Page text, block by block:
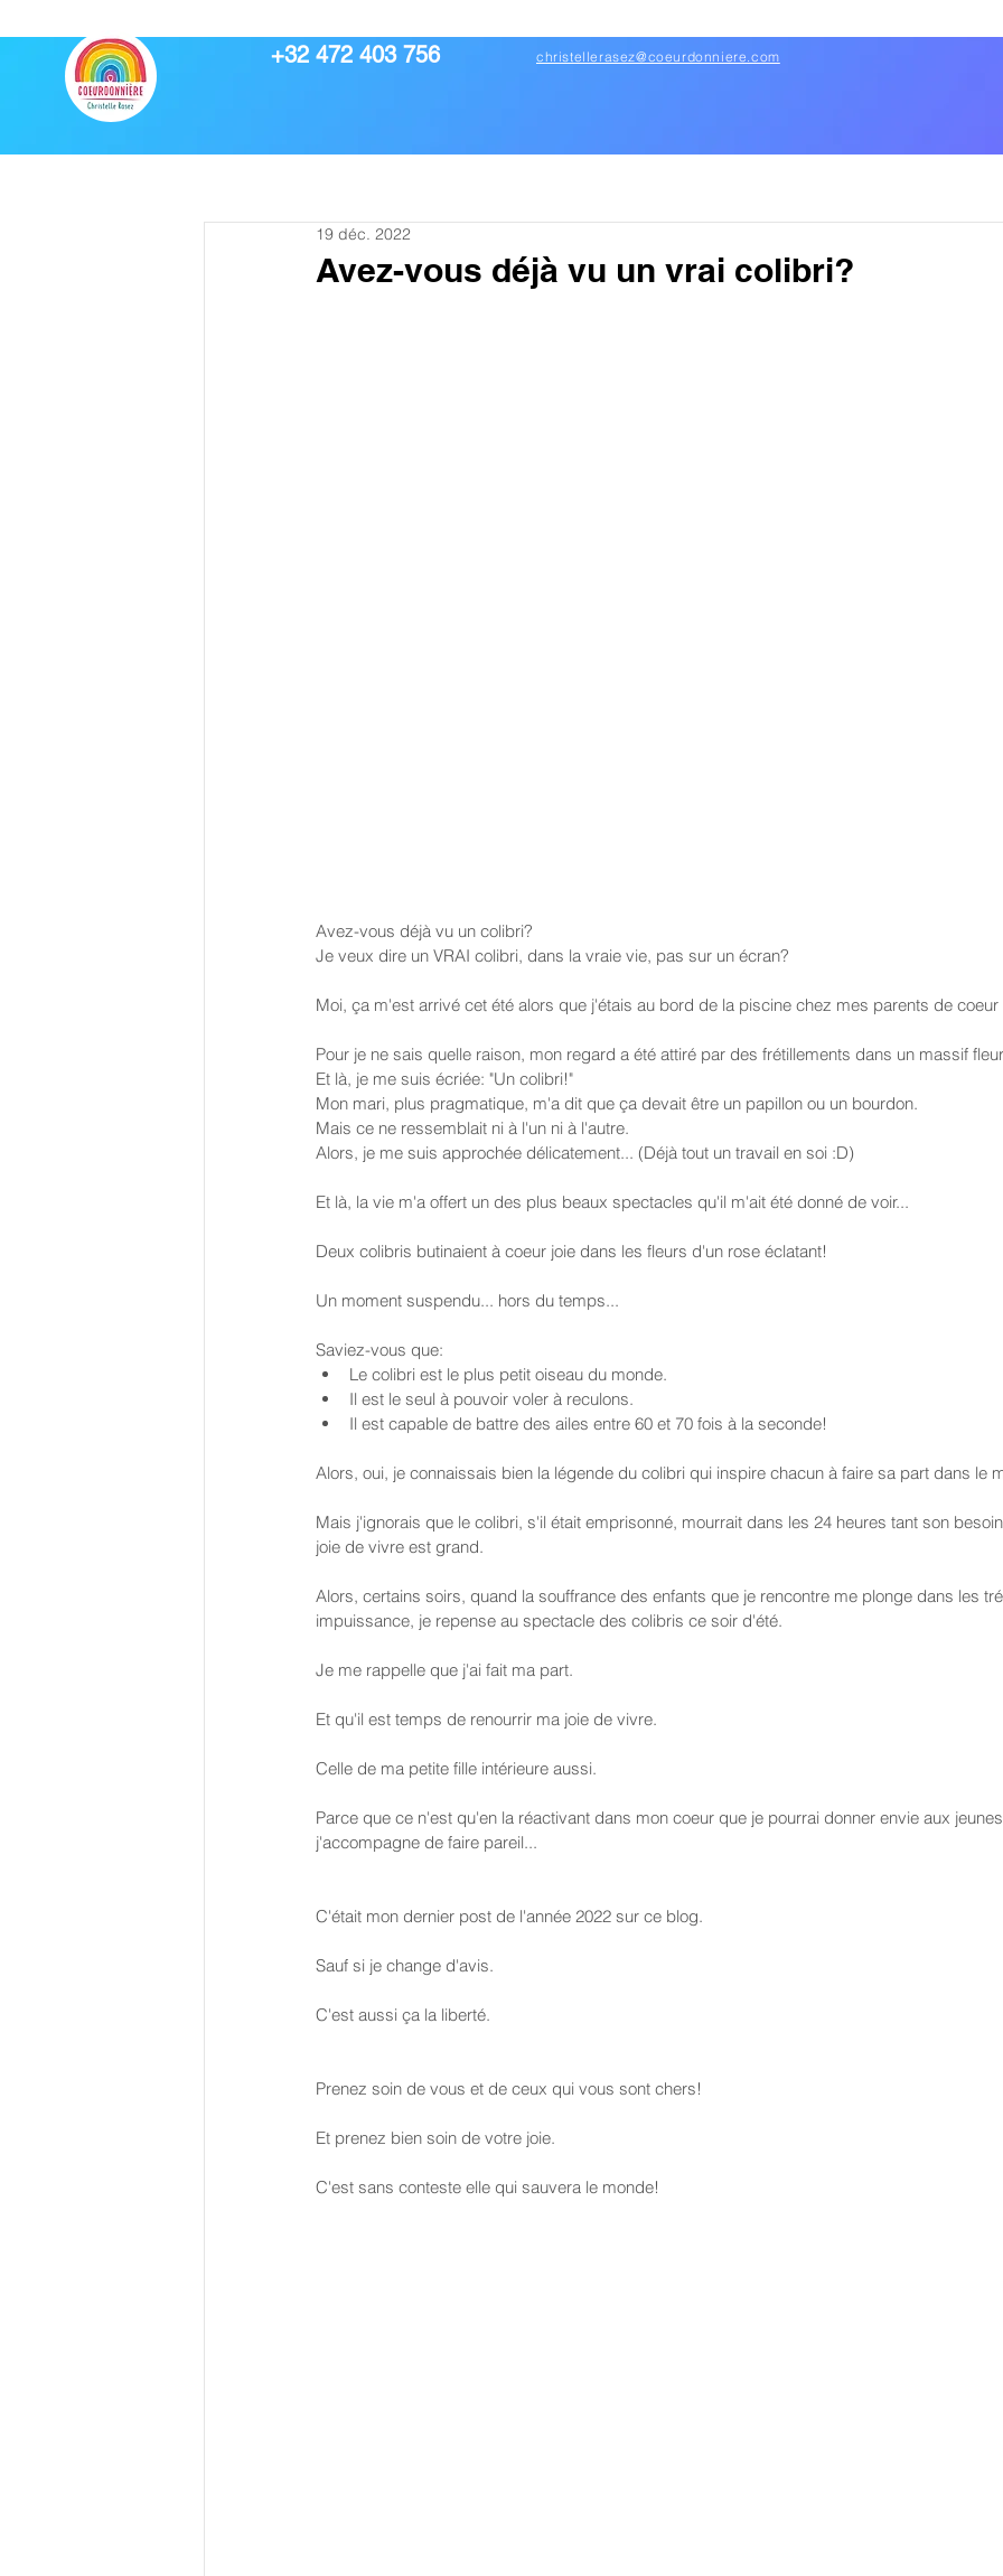
+32 472 403 756 christellerasez@coeurdonniere.com
Avez-vous déjà vu un vrai colibri?
19 déc. 2022
Avez-vous déjà vu un colibri?
Je veux dire un VRAI colibri, dans la vraie vie, pas sur un écran?
Moi, ça m'est arrivé cet été alors que j'étais au bord de la piscine chez mes parents de
Pour je ne sais quelle raison, mon regard a été attiré par des frétillements dans un massif
Et là, je me suis écriée: "Un colibri!"
Mon mari, plus pragmatique, m'a dit que ça devait être un papillon ou un bourdon.
Mais ce ne ressemblait ni à l'un ni à l'autre.
Alors, je me suis approchée délicatement... (Déjà tout un travail en soi :D)
Et là, la vie m'a offert un des plus beaux spectacles qu'il m'ait été donné de voir...
Deux colibris butinaient à coeur joie dans les fleurs d'un rose éclatant!
Un moment suspendu... hors du temps...
Saviez-vous que:
Le colibri est le plus petit oiseau du monde.
Il est le seul à pouvoir voler à reculons.
Il est capable de battre des ailes entre 60 et 70 fois à la seconde!
Alors, oui, je connaissais bien la légende du colibri qui inspire chacun à faire sa part dans le
Mais j'ignorais que le colibri, s'il était emprisonné, mourrait dans les 24 heures tant son
joie de vivre est grand.
Alors, certains soirs, quand la souffrance des enfants que je rencontre me plonge dans les
impuissance, je repense au spectacle des colibris ce soir d'été.
Je me rappelle que j'ai fait ma part.
Et qu'il est temps de renourrir ma joie de vivre.
Celle de ma petite fille intérieure aussi.
Parce que ce n'est qu'en la réactivant dans mon coeur que je pourrai donner envie aux
j'accompagne de faire pareil...
C'était mon dernier post de l'année 2022 sur ce blog.
Sauf si je change d'avis.
C'est aussi ça la liberté.
Prenez soin de vous et de ceux qui vous sont chers!
Et prenez bien soin de votre joie.
C'est sans conteste elle qui sauvera le monde!